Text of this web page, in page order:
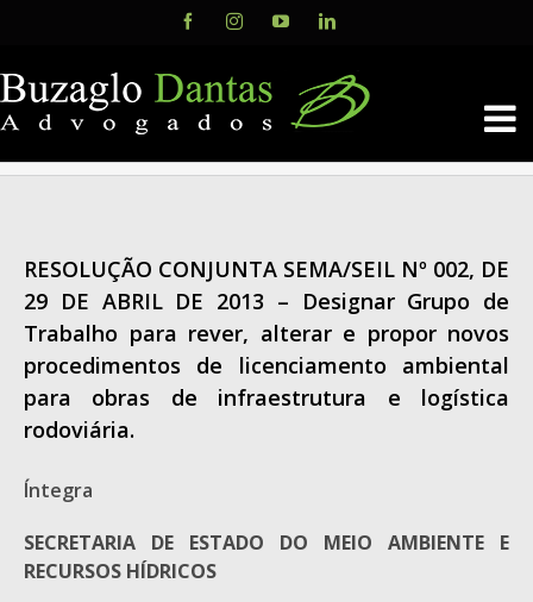
content
FacebookInstagramYouTubeLinkedIn
RESOLUÇÃO CONJUNTA SEMA/SEIL Nº 002, DE
29 DE ABRIL DE 2013 – Designar Grupo de
Trabalho para rever, alterar e propor novos
procedimentos de licenciamento ambiental
para obras de infraestrutura e logística
rodoviária.
Íntegra
SECRETARIA DE ESTADO DO MEIO AMBIENTE E
RECURSOS HÍDRICOS